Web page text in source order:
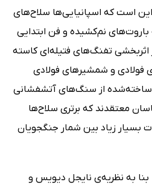
است که اسپانیایی‌ها سلاح‌های
باروت‌های نم‌کشیده و فن ابتدایی
اثربخشی تفنگ‌های فتیله‌ای کاسته
فولادی و شمشیرهای فولادی
ساخته‌شده از سنگ‌های آتشفشانی
معتقدند که برتری سلاح‌ها
بسیار زیاد بین شمار جنگجویان
به نظریه‌ی نایجل دیویس و